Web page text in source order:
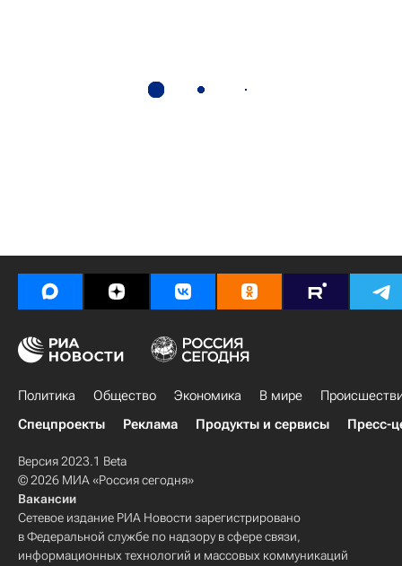
Политика Общество Экономика В мире
Спецпроекты
Реклама Продукты и сервисы Пресс-
Версия 2023.1 Beta
© 2026 МИА «Россия сегодня»
Вакансии
Сетевое издание РИА Новости зарегистрировано
в Федеральной службе по надзору в сфере связи,
информационных технологий и массовых коммуникаций